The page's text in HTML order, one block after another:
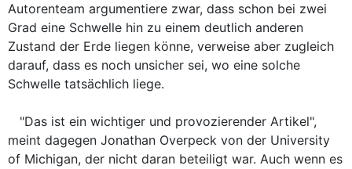
Autorenteam argumentiere zwar, dass schon bei zwei
Grad eine Schwelle hin zu einem deutlich anderen
Zustand der Erde liegen könne, verweise aber zugleich
darauf, dass es noch unsicher sei, wo eine solche
Schwelle tatsächlich liege.
"Das ist ein wichtiger und provozierender Artikel",
meint dagegen Jonathan Overpeck von der University
of Michigan, der nicht daran beteiligt war. Auch wenn es